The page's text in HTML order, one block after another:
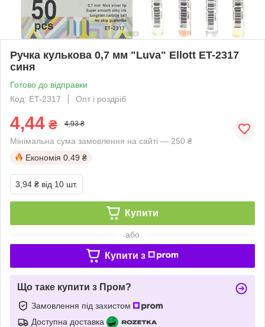
Ручка кулькова 0,7 мм "Luva" Ellott ET-2317
синя
Готово до відправки
Код: ET-2317
Опт і роздріб
4,44 ₴ 4,93 ₴
Мінімальна сума замовлення на сайті — 250 ₴
Економія 0.49 ₴
3,94 ₴ від 10 шт.
Купити
або
Купити з
Що таке купити з Пром?
Замовлення під захистом
Доступна доставка